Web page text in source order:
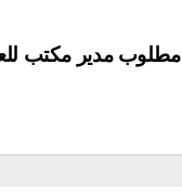
مطلوب مدير مكتب